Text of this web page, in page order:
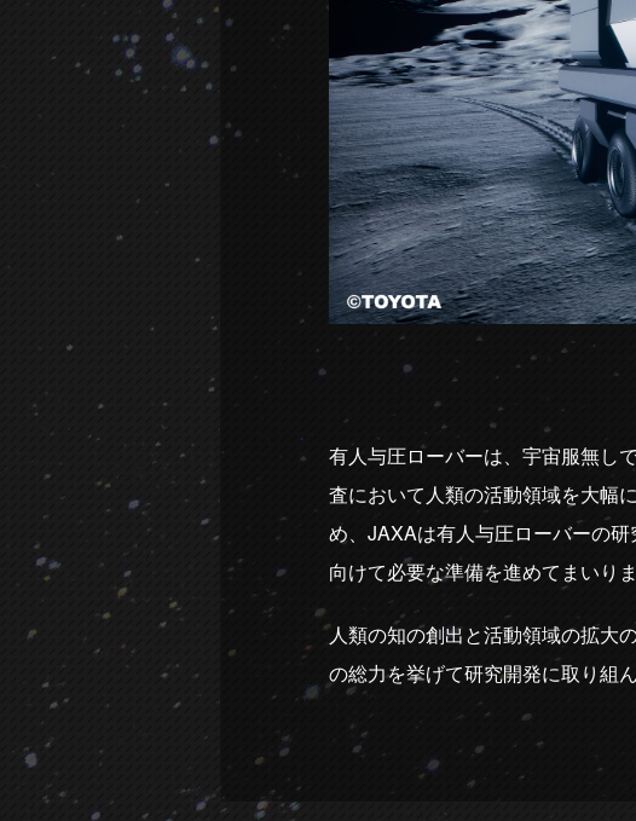
有人与圧ローバーは、宇宙服無し
査において人類の活動領域を大幅
め、JAXAは有人与圧ローバーの
向けて必要な準備を進めてまいりま
人類の知の創出と活動領域の拡大
の総力を挙げて研究開発に取り組ん